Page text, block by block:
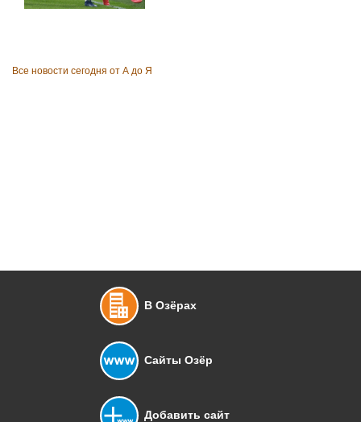
Все новости сегодня от А до Я
В Озёрах
Сайты Озёр
Добавить сайт